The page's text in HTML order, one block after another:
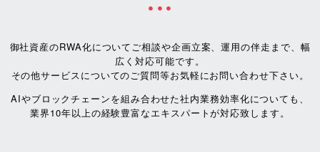
御社資産のRWA化についてご相談や企画立案、運用の伴走まで、幅
広く対応可能です。
その他サービスについてのご質問等お気軽にお問い合わせ下さい。
AIやブロックチェーンを組み合わせた社内業務効率化についても、
業界10年以上の経験豊富なエキスパートが対応致します。